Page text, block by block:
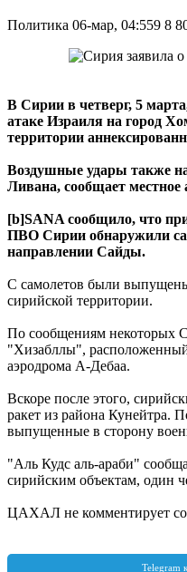
Политика 06-мар, 04:559 8
В Сирии в четверг, 5
атаке Израиля на город
территории
Воздушные удары также
Ливана, сообщает местное
[b]SANA сообщило, что
ПВО Сирии обнаружили
направлении Сайды.
С самолетов были
сирийской территории.
По сообщениям некоторых
"Хизабллы",
аэродрома А-Дебаа.
Вскоре после этого,
ракет из района Кунейтра.
выпущенные в сторону
"Аль Кудс аль-араби"
сирийским объектам, один
ЦАХАЛ не комментирует